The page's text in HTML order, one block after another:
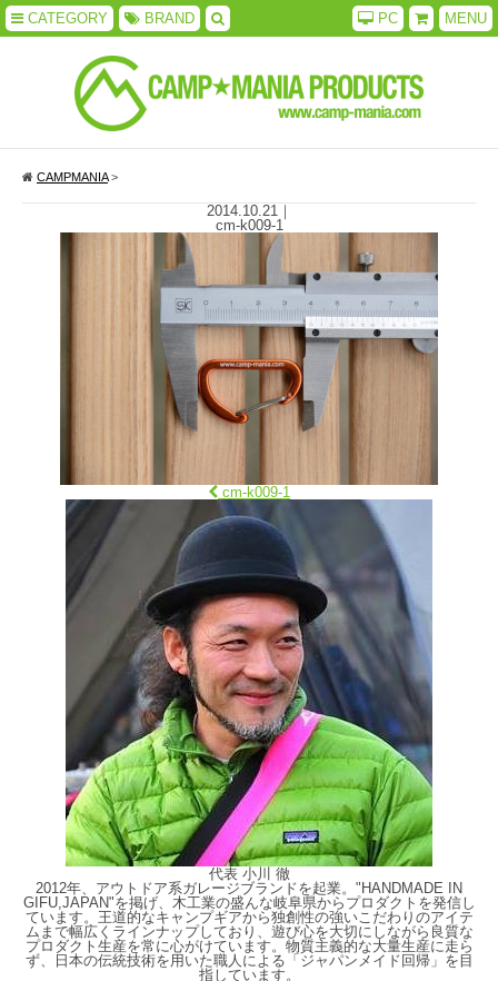
CATEGORY BRAND MENU
PC
CAMPMANIA>
2014.10.21｜
cm-k009-1
cm-k009-1
代表 小川 徹
2012年、アウトドア系ガレージブランドを起業。"HANDMADE IN
GIFU,JAPAN"を掲げ、木工業の盛んな岐阜県からプロダクトを発信し
ています。王道的なキャンプギアから独創性の強いこだわりのアイテ
ムまで幅広くラインナップしており、遊び心を大切にしながら良質な
プロダクト生産を常に心がけています。物質主義的な大量生産に走ら
ず、日本の伝統技術を用いた職人による「ジャパンメイド回帰」を目
指しています。